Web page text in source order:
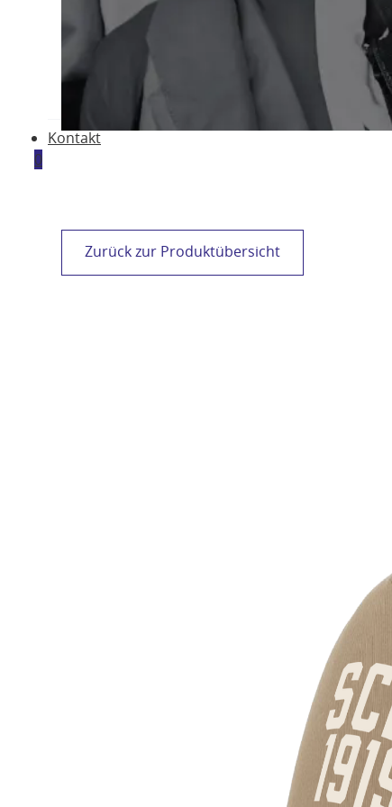
SC Lichtenwörth Fanshop
SG Bucklige Welt Fanshop
VCU Wiener Neustadt Fanshop
Kontakt
0
Zurück zur Produktübersicht